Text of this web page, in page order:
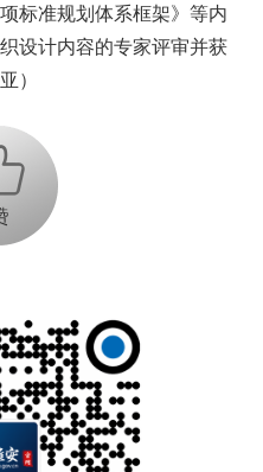
标准规划体系框架》等内
设计内容的专家评审并获
）
+1